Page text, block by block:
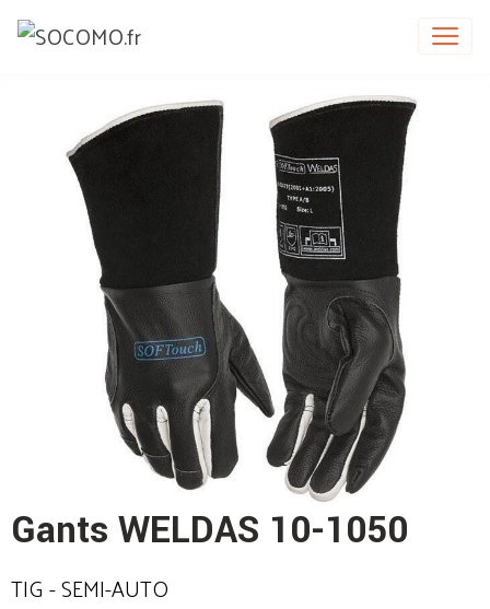
Gants WELDAS 10-1050
TIG - SEMI-AUTO